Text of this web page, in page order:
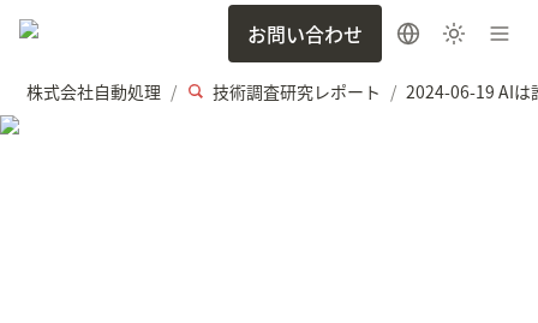
お問い合わせ
株式会社自動処理 / 技術調査研究レポート /